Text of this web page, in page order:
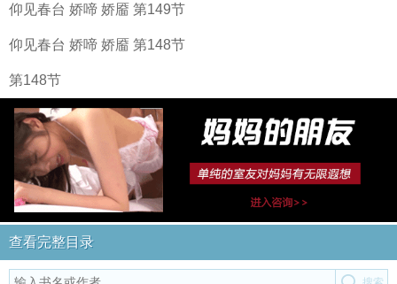
仰见春台 娇啼 娇靥 第149节
仰见春台 娇啼 娇靥 第148节
第148节
查看完整目录